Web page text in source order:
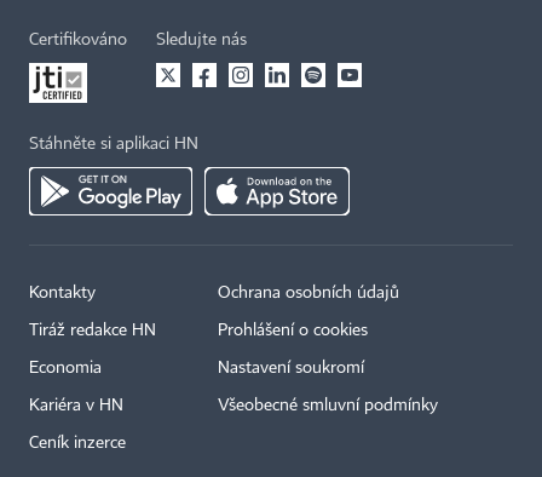
Certifikováno Sledujte nás
Stáhněte si aplikaci HN
Kontakty
Tiráž redakce HN
Economia
Kariéra v HN
Ceník inzerce
Ochrana osobních údajů
Prohlášení o cookies
Nastavení soukromí
Všeobecné smluvní podmínky